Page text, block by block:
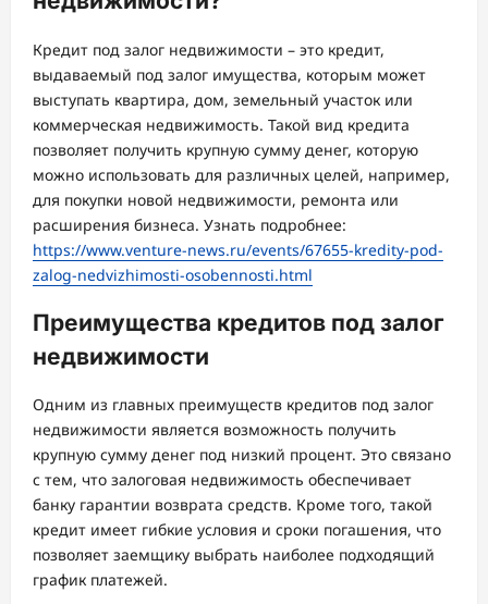
Кредит под залог недвижимости – это кредит,
выдаваемый под залог имущества, которым может
выступать квартира, дом, земельный участок или
коммерческая недвижимость. Такой вид кредита
позволяет получить крупную сумму денег, которую
можно использовать для различных целей, например,
для покупки новой недвижимости, ремонта или
расширения бизнеса. Узнать подробнее:
https://www.venture-news.ru/events/67655-kredity-pod-
zalog-nedvizhimosti-osobennosti.html
Преимущества кредитов под залог
недвижимости
Одним из главных преимуществ кредитов под залог
недвижимости является возможность получить
крупную сумму денег под низкий процент. Это связано
с тем, что залоговая недвижимость обеспечивает
банку гарантии возврата средств. Кроме того, такой
кредит имеет гибкие условия и сроки погашения, что
позволяет заемщику выбрать наиболее подходящий
график платежей.